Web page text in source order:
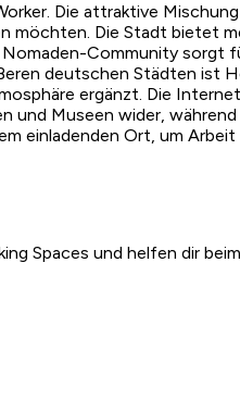
Die attraktive
möchten. Die Stadt bietet
Nomaden-Community
deutschen Städten ist
ergänzt. Die
und Museen wider,
einladenden Ort, um
Spaces und helfen dir